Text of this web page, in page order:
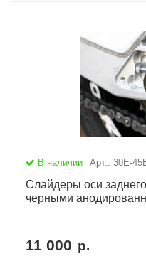
В наличии Арт.: 30E-
Слайдеры оси
черными
11 000 р.